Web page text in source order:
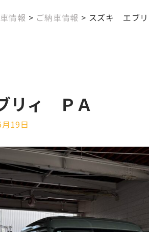
情報 > ご納車情報 > スズキ エブ
リィ ＰＡ
19日